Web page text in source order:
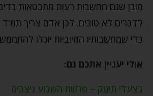
מובן שגם מחשבות רעות מתבטאות
לדברים לא טובים. לכן אדם צריך
כדי שמחשבותיו החיוביות יוכלו
אולי יעניין אתכם גם:
בצעדי תינוק – פרשת השבוע ניצבים